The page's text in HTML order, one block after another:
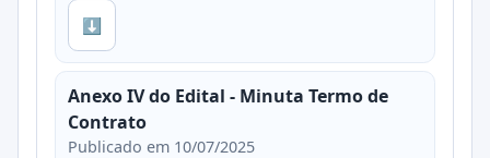
⬇
Anexo IV do Edital - Minuta Termo de
Contrato
Publicado em 10/07/2025